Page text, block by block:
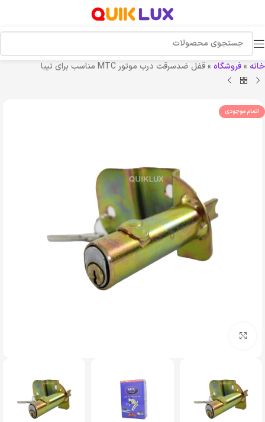
خانه »فروشگاه »قفل ضدسرقت درب موتور MTC مناسب برای تیبا
اتمام موجودی